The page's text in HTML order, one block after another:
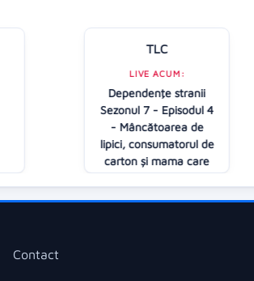
TLC
LIVE ACUM:
Dependenţe stranii
Sezonul 7 - Episodul 4
- Mâncătoarea de
lipici, consumatorul de
carton și mama care
nu renunță la alăptat
Contact